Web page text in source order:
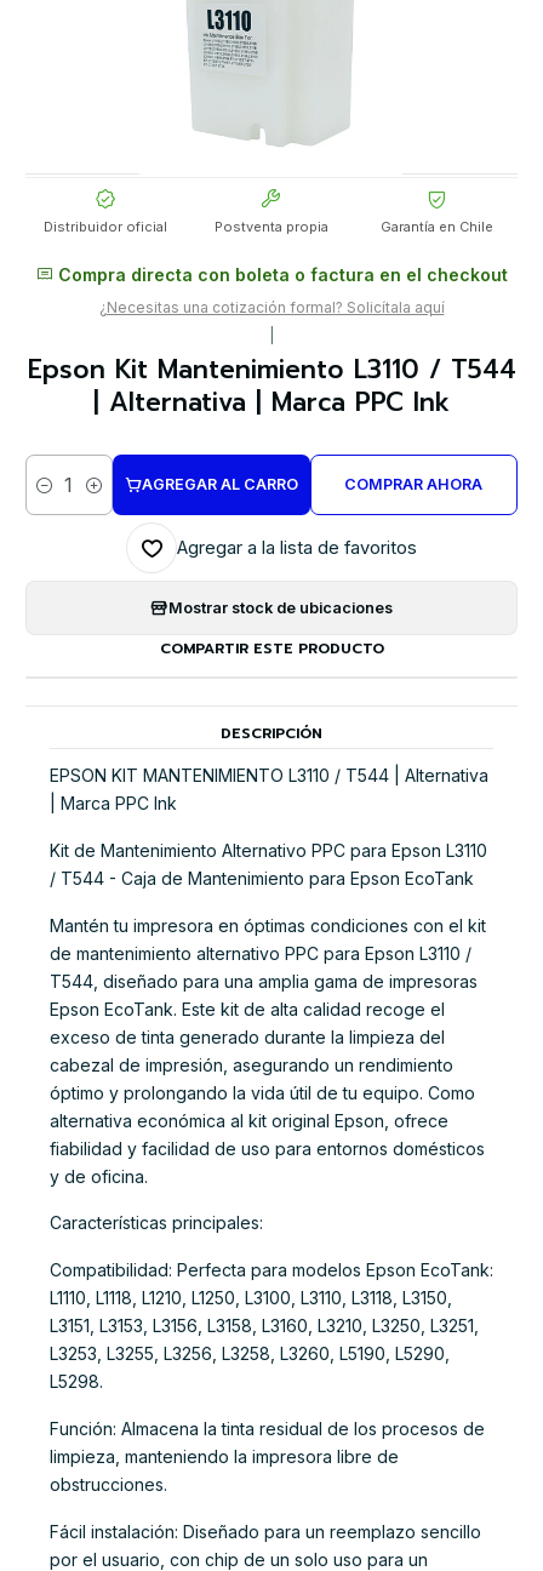
Distribuidor oficial Postventa propia Garantía en Chile
Compra directa con boleta o factura en el checkout
¿Necesitas una cotización formal? Solicítala aquí
Epson Kit Mantenimiento L3110 / T544
| Alternativa | Marca PPC Ink
Cantidad
AGREGAR AL CARRO COMPRAR AHORA
Agregar a la lista de favoritos
Mostrar stock de ubicaciones
COMPARTIR ESTE PRODUCTO
DESCRIPCIÓN
EPSON KIT MANTENIMIENTO L3110 / T544 | Alternativa
| Marca PPC Ink
Kit de Mantenimiento Alternativo PPC para Epson L3110
/ T544 - Caja de Mantenimiento para Epson EcoTank
Mantén tu impresora en óptimas condiciones con el kit
de mantenimiento alternativo PPC para Epson L3110 /
T544, diseñado para una amplia gama de impresoras
Epson EcoTank. Este kit de alta calidad recoge el
exceso de tinta generado durante la limpieza del
cabezal de impresión, asegurando un rendimiento
óptimo y prolongando la vida útil de tu equipo. Como
alternativa económica al kit original Epson, ofrece
fiabilidad y facilidad de uso para entornos domésticos
y de oficina.
Características principales:
Compatibilidad: Perfecta para modelos Epson EcoTank:
L1110, L1118, L1210, L1250, L3100, L3110, L3118, L3150,
L3151, L3153, L3156, L3158, L3160, L3210, L3250, L3251,
L3253, L3255, L3256, L3258, L3260, L5190, L5290,
L5298.
Función: Almacena la tinta residual de los procesos de
limpieza, manteniendo la impresora libre de
obstrucciones.
Fácil instalación: Diseñado para un reemplazo sencillo
por el usuario, con chip de un solo uso para un